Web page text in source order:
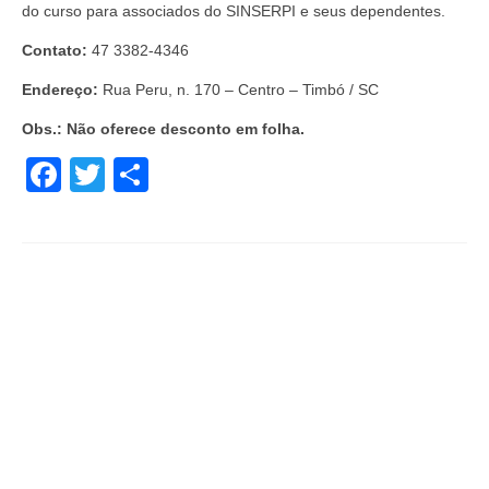
do curso para associados do SINSERPI e seus dependentes.
Contato: 47 3382-4346
Endereço: Rua Peru, n. 170 – Centro – Timbó / SC
Obs.: Não oferece desconto em folha.
Facebook
Twitter